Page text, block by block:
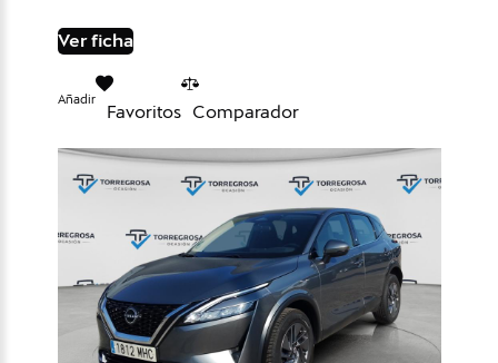
Ver ficha
Añadir
Favoritos Comparador